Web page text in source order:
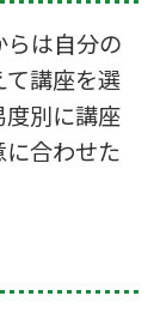
は自分の
講座を選
別に講座
合わせた